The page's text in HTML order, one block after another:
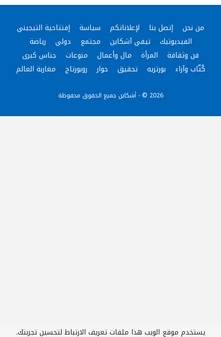
من نحن إتصل بنا لإعلاناتكم سياسة
إفتتاحية التيجيني
الفيديوتيك
تيفي آشكاين مجتمع دولي
رياضة
فن وثقافة
المرأة مال وأعمال منوعات
جناس كبرى
كُتّاب وآراء
بورتريه تحقيق حوار روبورتاج مغاربة العالم
2026 © - أشكاين جميع الحقوق محفوظة
يستخدم موقع الويب هذا ملفات تعريف الارتباط لتحسين تجربتك.